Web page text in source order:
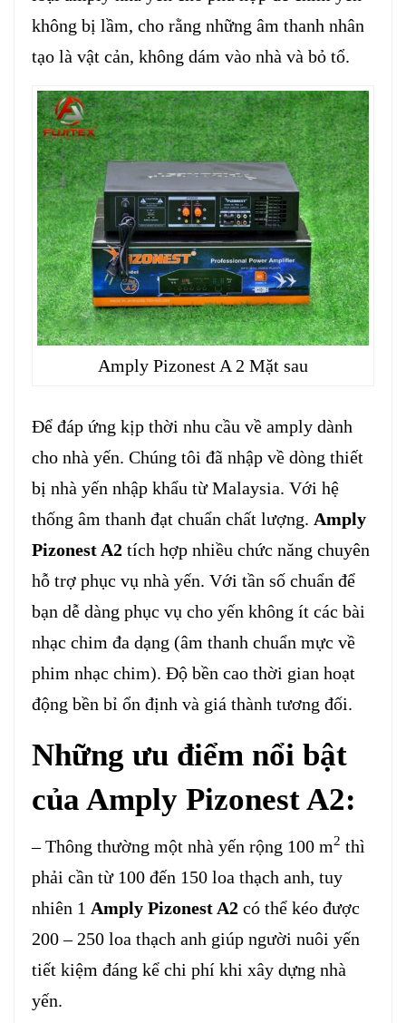
không bị lầm, cho rằng những âm thanh nhân
tạo là vật cản, không dám vào nhà và bỏ tổ.
Amply Pizonest A 2 Mặt sau
Để đáp ứng kịp thời nhu cầu về amply dành
cho nhà yến. Chúng tôi đã nhập về dòng thiết
bị nhà yến nhập khẩu từ Malaysia. Với hệ
thống âm thanh đạt chuẩn chất lượng. Amply
Pizonest A2 tích hợp nhiều chức năng chuyên
hỗ trợ phục vụ nhà yến. Với tần số chuẩn để
bạn dễ dàng phục vụ cho yến không ít các bài
nhạc chim đa dạng (âm thanh chuẩn mực về
phim nhạc chim). Độ bền cao thời gian hoạt
động bền bỉ ổn định và giá thành tương đối.
Những ưu điểm nổi bật
của Amply Pizonest A2:
– Thông thường một nhà yến rộng 100 m2 thì
phải cần từ 100 đến 150 loa thạch anh, tuy
nhiên 1 Amply Pizonest A2 có thể kéo được
200 – 250 loa thạch anh giúp người nuôi yến
tiết kiệm đáng kể chi phí khi xây dựng nhà
yến.